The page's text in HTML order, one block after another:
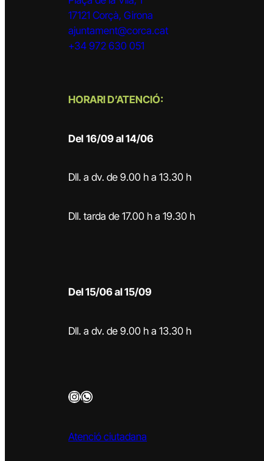
17121 Corçà, Girona
ajuntament@corca.cat
+34 972 630 051
HORARI D’ATENCIÓ:
Del 16/09 al 14/06
Dll. a dv. de 9.00 h a 13.30 h
Dll. tarda de 17.00 h a 19.30 h
Del 15/06 al 15/09
Dll. a dv. de 9.00 h a 13.30 h
InstagramWhatsApp
Atenció ciutadana